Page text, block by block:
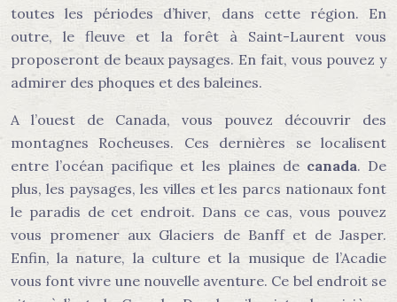
toutes les périodes d’hiver, dans cette région. En
outre, le fleuve et la forêt à Saint-Laurent vous
proposeront de beaux paysages. En fait, vous pouvez y
admirer des phoques et des baleines.
A l’ouest de Canada, vous pouvez découvrir des
montagnes Rocheuses. Ces dernières se localisent
entre l’océan pacifique et les plaines de canada. De
plus, les paysages, les villes et les parcs nationaux font
le paradis de cet endroit. Dans ce cas, vous pouvez
vous promener aux Glaciers de Banff et de Jasper.
Enfin, la nature, la culture et la musique de l’Acadie
vous font vivre une nouvelle aventure. Ce bel endroit se